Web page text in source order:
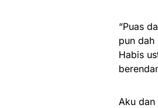
“Puas
pun
Habis
Aku dan